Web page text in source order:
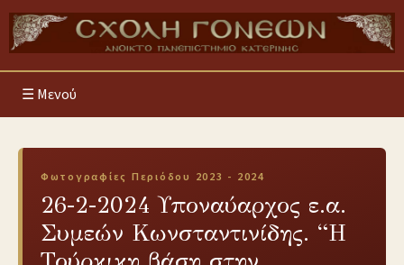
Μενού
Φωτογραφίες Περιόδου 2023 - 2024
26-2-2024 Υποναύαρχος ε.α.
Συμεών Κωνσταντινίδης. “Η